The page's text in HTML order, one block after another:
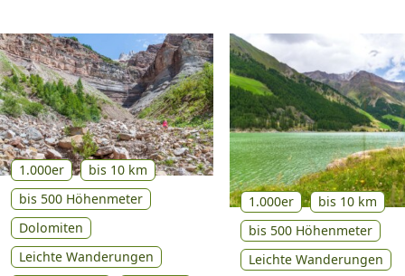
1.000er
bis 10 km
bis 500 Höhenmeter
Dolomiten
Leichte Wanderungen
1.000er
bis 10 km
bis 500 Höhenmeter
Leichte Wanderungen